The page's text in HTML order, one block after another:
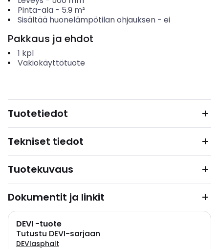
Pinta-ala- 5.9 m²
Sisältää huonelämpötilan ohjauksen- ei
Pakkaus ja ehdot
1 kpl
Vakiokäyttötuote
Tuotetiedot
Tekniset tiedot
Tuotekuvaus
Dokumentit ja linkit
DEVI -tuote
Tutustu DEVI-sarjaan
DEVIasphalt